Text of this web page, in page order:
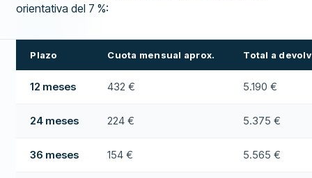
orientativa del 7 %:
Plazo Cuota mensual aprox. Total a
12 meses 432 € 5.190 €
24 meses 224 € 5.375 €
36 meses 154 € 5.565 €